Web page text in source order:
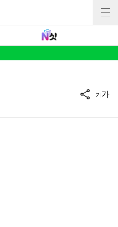
가가